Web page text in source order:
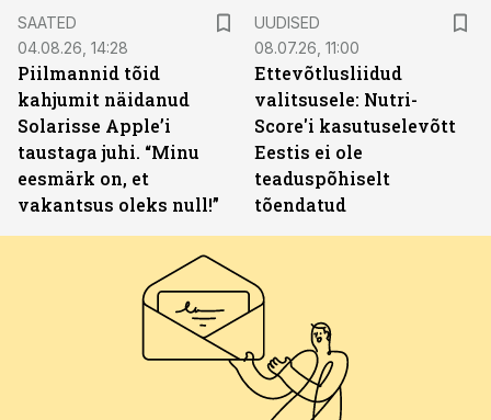
SAATED
04.08.26, 14:28
Piilmannid tõid
kahjumit näidanud
Solarisse Apple’i
taustaga juhi. “Minu
eesmärk on, et
vakantsus oleks null!”
UUDISED
08.07.26, 11:00
Ettevõtlusliidud
valitsusele: Nutri-
Score'i kasutuselevõtt
Eestis ei ole
teaduspõhiselt
tõendatud